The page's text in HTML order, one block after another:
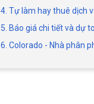
4. Tự làm hay thuê dịch
5. Báo giá chi tiết và dự
6. Colorado - Nhà phân